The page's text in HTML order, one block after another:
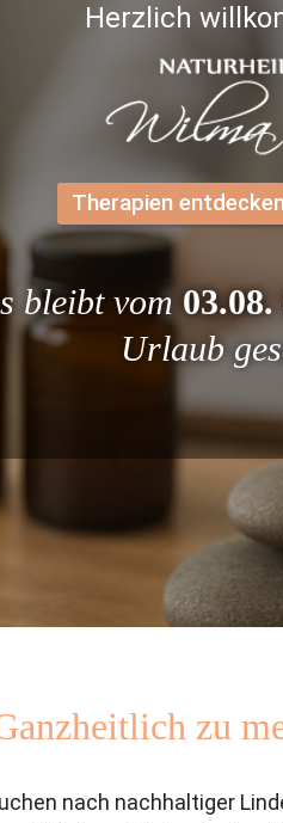
Herzlich
Therapien
bleibt vom 03.08.
Urlaub
zu
nach nachhaltiger